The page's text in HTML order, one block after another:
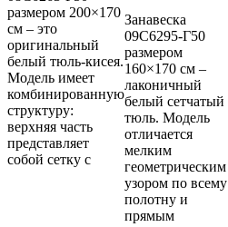
размером 200×170
см – это
оригинальный
белый тюль-кисея.
Модель имеет
комбинированную
структуру:
верхняя часть
представляет
собой сетку с
Занавеска
09С6295-Г50
размером
160×170 см –
лаконичный
белый сетчатый
тюль. Модель
отличается
мелким
геометрическим
узором по всему
полотну и
прямым